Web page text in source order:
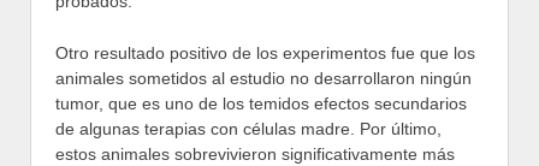
Otro resultado positivo de los experimentos fue que los
animales sometidos al estudio no desarrollaron ningún
tumor, que es uno de los temidos efectos secundarios
de algunas terapias con células madre. Por último,
estos animales sobrevivieron significativamente más